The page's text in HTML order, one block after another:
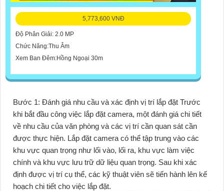
5,773,600 VNĐ
Độ Phân Giải: 2.0 MP
Chức Năng:Thu Âm
Xem Ban Đêm:Hồng Ngoại 30m
Bước 1: Đánh giá nhu cầu và xác định vị trí lắp đặt Trước
khi bắt đầu công việc lắp đặt camera, một đánh giá chi tiết
về nhu cầu của văn phòng và các vị trí cần quan sát cần
được thực hiện. Lắp đặt camera có thể tập trung vào các
khu vực quan trọng như lối vào, lối ra, khu vực làm việc
chính và khu vực lưu trữ dữ liệu quan trọng. Sau khi xác
định được vị trí cụ thể, các kỹ thuật viên sẽ tiến hành lên kế
hoạch chi tiết cho việc lắp đặt.